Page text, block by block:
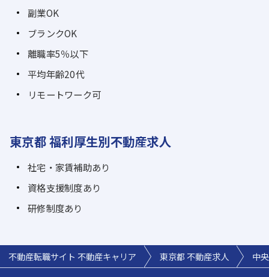
副業OK
ブランクOK
離職率5％以下
平均年齢20代
リモートワーク可
東京都 福利厚生別不動産求人
社宅・家賃補助あり
資格支援制度あり
研修制度あり
不動産転職サイト 不動産キャリア 東京都 不動産求人 中